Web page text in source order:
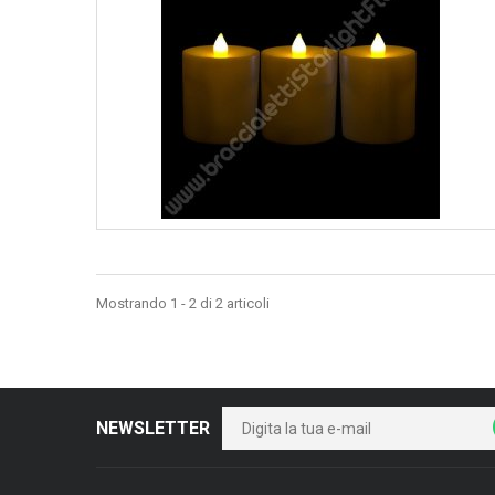
Quando non vorrai più usarle, ti basterà spostare l’interruttore
Non dovrai occuparti di nulla, una volta l’ordine effettuato e
Le nostre candele luminose sono adattissime sia per gli spazi
adattissime anche come candele per esterno, per rendere
stiamo parlando soltanto di qualcosa che serve per
La differenza principale che il nostro gadget per feste ha
scoperto il moto perpetuo tramite la nostra candela infinita!
serenità anche a chi non ha mai neanche sopportato la vista
Una volta le candele ricevute, dovrai soltanto godertele!
Cosa aspetti ad acquistare le favolose candele con luce led
Mostrando 1 - 2 di 2 articoli
NEWSLETTER